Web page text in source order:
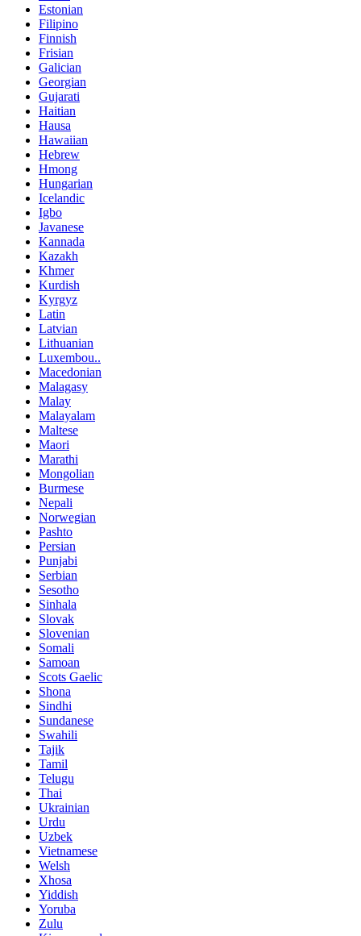
Estonian
Filipino
Finnish
Frisian
Galician
Georgian
Gujarati
Haitian
Hausa
Hawaiian
Hebrew
Hmong
Hungarian
Icelandic
Igbo
Javanese
Kannada
Kazakh
Khmer
Kurdish
Kyrgyz
Latin
Latvian
Lithuanian
Luxembou..
Macedonian
Malagasy
Malay
Malayalam
Maltese
Maori
Marathi
Mongolian
Burmese
Nepali
Norwegian
Pashto
Persian
Punjabi
Serbian
Sesotho
Sinhala
Slovak
Slovenian
Somali
Samoan
Scots Gaelic
Shona
Sindhi
Sundanese
Swahili
Tajik
Tamil
Telugu
Thai
Ukrainian
Urdu
Uzbek
Vietnamese
Welsh
Xhosa
Yiddish
Yoruba
Zulu